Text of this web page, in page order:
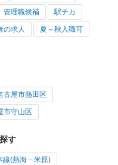
管理職候補 駅チカ
の求人 夏～秋入職可
古屋市熱田区
市守山区
す
線(熱海－米原)